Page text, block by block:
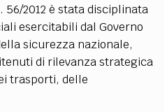
2012 è stata disciplinata
esercitabili dal Governo
sicurezza nazionale,
di rilevanza strategica
trasporti, delle